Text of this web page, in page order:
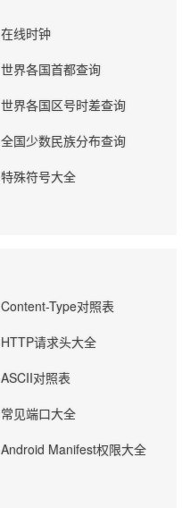
在线时钟
世界各国首都查询
世界各国区号时差查询
全国少数民族分布查询
特殊符号大全
Content-Type对照表
HTTP请求头大全
ASCII对照表
常见端口大全
Android Manifest权限大全